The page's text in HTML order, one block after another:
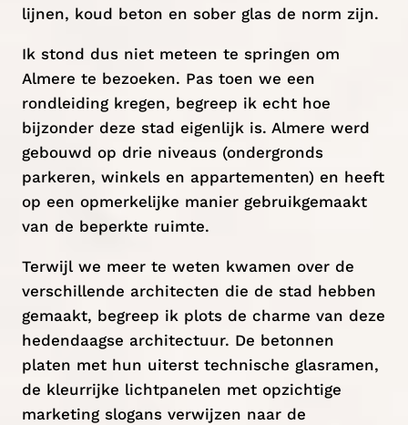
lijnen, koud beton en sober glas de norm zijn.
Ik stond dus niet meteen te springen om
Almere te bezoeken. Pas toen we een
rondleiding kregen, begreep ik echt hoe
bijzonder deze stad eigenlijk is. Almere werd
gebouwd op drie niveaus (ondergronds
parkeren, winkels en appartementen) en heeft
op een opmerkelijke manier gebruikgemaakt
van de beperkte ruimte.
Terwijl we meer te weten kwamen over de
verschillende architecten die de stad hebben
gemaakt, begreep ik plots de charme van deze
hedendaagse architectuur. De betonnen
platen met hun uiterst technische glasramen,
de kleurrijke lichtpanelen met opzichtige
marketing slogans verwijzen naar de